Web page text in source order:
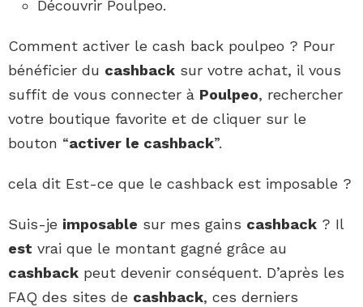
Découvrir Poulpeo.
Comment activer le cash back poulpeo ? Pour
bénéficier du cashback sur votre achat, il vous
suffit de vous connecter à Poulpeo, rechercher
votre boutique favorite et de cliquer sur le
bouton “activer le cashback”.
cela dit Est-ce que le cashback est imposable ?
Suis-je imposable sur mes gains cashback ? Il
est vrai que le montant gagné grâce au
cashback peut devenir conséquent. D’après les
FAQ des sites de cashback, ces derniers